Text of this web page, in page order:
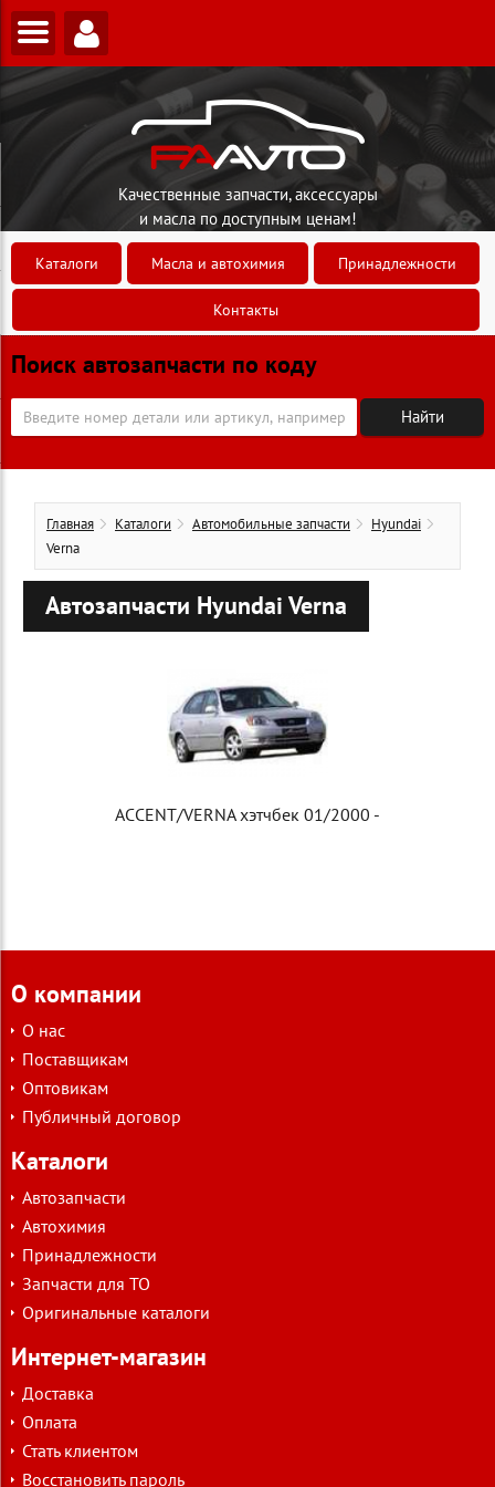
Качественные запчасти, аксессуары
и масла по доступным ценам!
Каталоги Масла и автохимия Принадлежности
Контакты
Поиск автозапчасти по коду
Главная Каталоги Автомобильные запчасти
Hyundai
Verna
Автозапчасти Hyundai Verna
ACCENT/VERNA хэтчбек 01/2000 -
О компании
О нас
Поставщикам
Оптовикам
Публичный договор
Каталоги
Автозапчасти
Автохимия
Принадлежности
Запчасти для ТО
Оригинальные каталоги
Интернет-магазин
Доставка
Оплата
Стать клиентом
Восстановить пароль